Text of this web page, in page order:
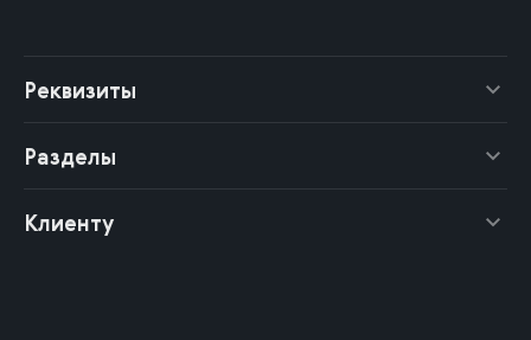
Реквизиты
Разделы
Клиенту